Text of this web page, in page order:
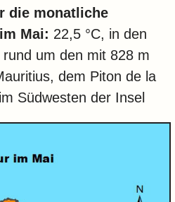
die monatliche
Mai: 22,5 °C, in den
um den mit 828 m
dem Piton de la
Südwesten der Insel